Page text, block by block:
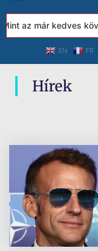
az már kedves
EN FR
Hírek